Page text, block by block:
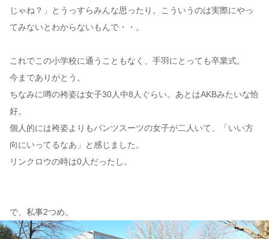
じゃね？」とうっすらみんな思ったり。こういうのは実際にやっ
てみないとわからないもんで・・。
これでこの小学校に通うこともなく、手羽にとっても卒業式。
今までありがとう。
ちなみに噂の袴姿は女子30人中8人ぐらい。あとはAKBみたいな恰
好。
個人的には袴姿よりもパンツスーツの女子が二人いて、「いい方
向にいってるなあ」と感じました。
リンクロウの時は0人だったし。
で、私事2つめ。